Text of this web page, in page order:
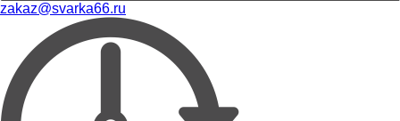
zakaz@svarka66.ru